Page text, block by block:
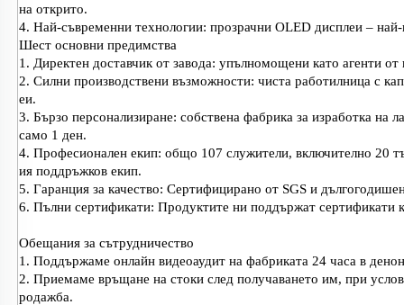
на открито.
4. Най-съвременни технологии: прозрачни OLED дисплеи –
Шест основни предимства
1. Директен доставчик от завода: упълномощени като агенти
2. Силни производствени възможности: чиста работилница с
еи.
3. Бързо персонализиране: собствена фабрика за изработка на
само 1 ден.
4. Професионален екип: общо 107 служители, включително 20
ия поддръжков екип.
5. Гаранция за качество: Сертифицирано от SGS и
6. Пълни сертификати: Продуктите ни поддържат
Обещания за сътрудничество
1. Поддържаме онлайн видеоаудит на фабриката 24 часа в
2. Приемаме връщане на стоки след получаването им, при
родажба.